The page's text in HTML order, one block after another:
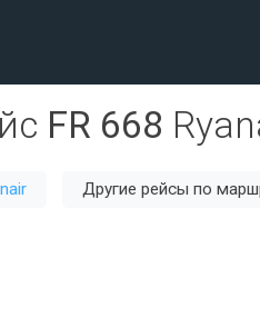
FR 668
Другие рейсы по